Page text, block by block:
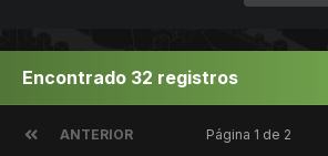
Encontrado 32 registros
ANTERIOR Página 1 de 2